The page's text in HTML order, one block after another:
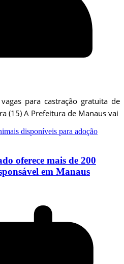
para castração gratuita de
(15) A Prefeitura de Manaus vai
oferece mais de 200
em Manaus